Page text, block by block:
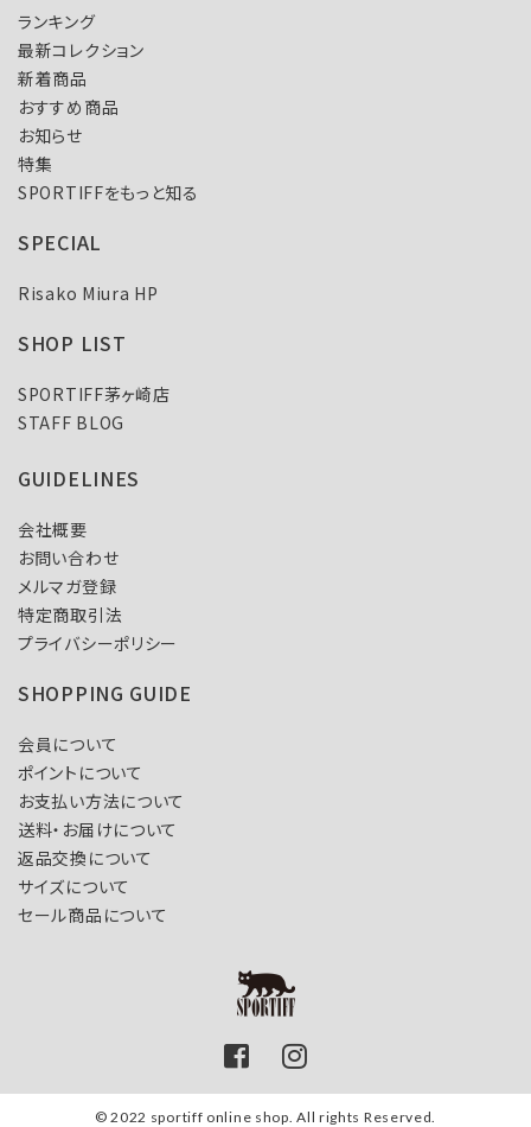
ランキング
最新コレクション
新着商品
おすすめ商品
お知らせ
特集
SPORTIFFをもっと知る
SPECIAL
Risako Miura HP
SHOP LIST
SPORTIFF茅ヶ崎店
STAFF BLOG
GUIDELINES
会社概要
お問い合わせ
メルマガ登録
特定商取引法
プライバシーポリシー
SHOPPING GUIDE
会員について
ポイントについて
お支払い方法について
送料・お届けについて
返品交換について
サイズについて
セール商品について
© 2022 sportiff online shop. All rights Reserved.